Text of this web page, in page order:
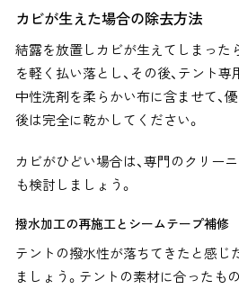
カビが生えた場合の除去方法
結露を放置しカビが生えてしまった
を軽く払い落とし、その後、テント
中性洗剤を柔らかい布に含ませて、
後は完全に乾かしてください。
カビがひどい場合は、専門のクリー
も検討しましょう。
撥水加工の再施工とシームテープ補修
テントの撥水性が落ちてきたと感じ
ましょう。テントの素材に合ったも